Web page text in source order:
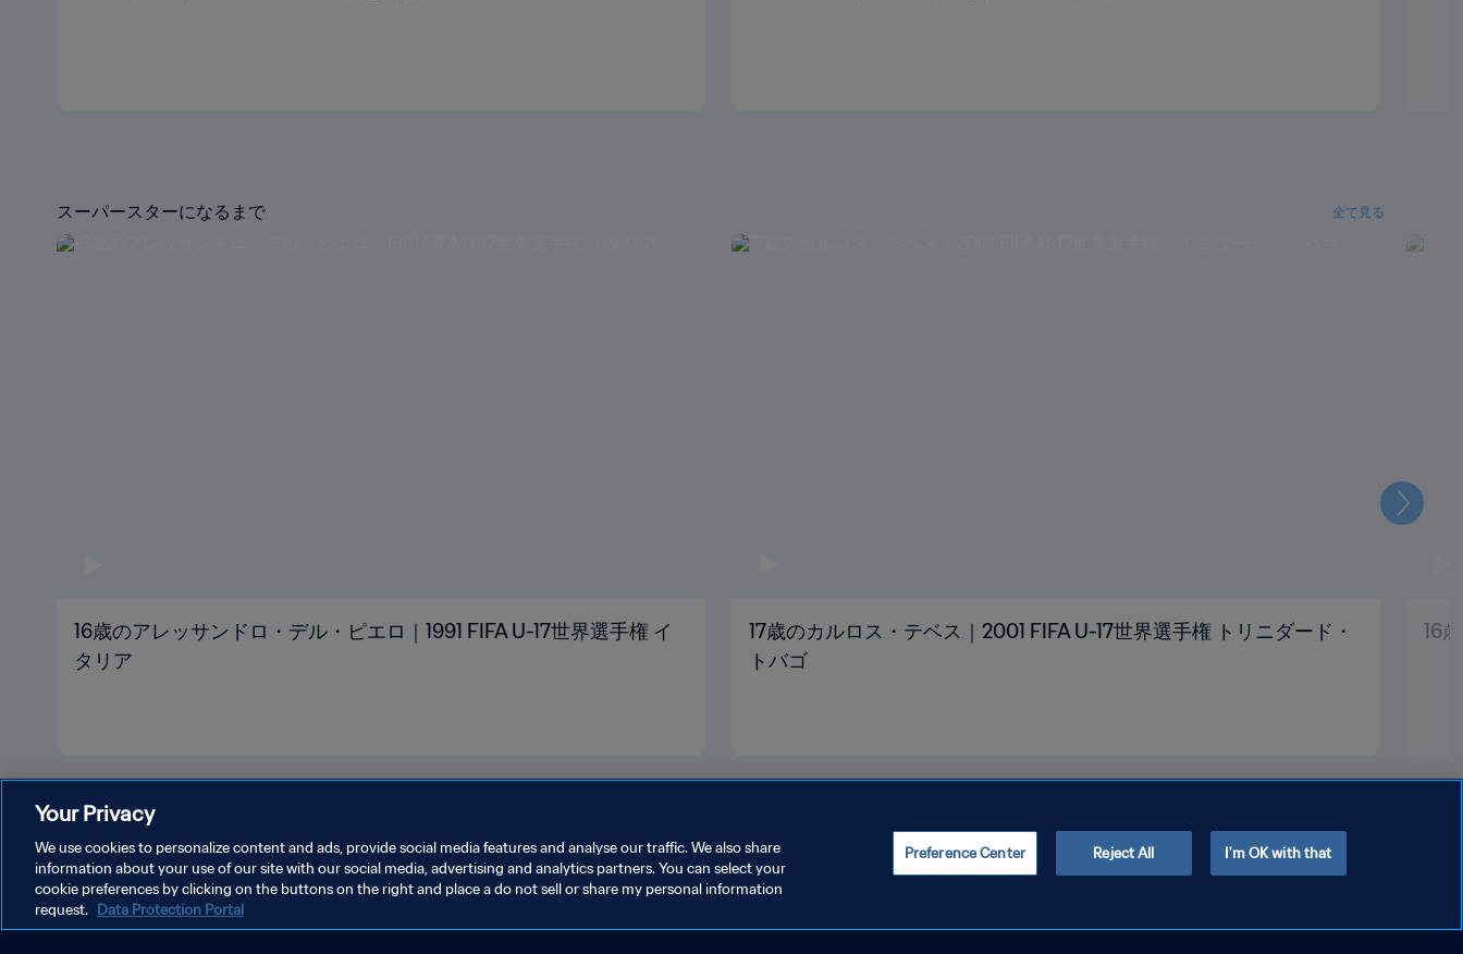
スーパースターになるまで 全て見る
16歳のアレッサンドロ・デル・ピエロ｜1991 FIFA U-17世界選手権 イ
タリア
17歳のカルロス・テベス｜2001 FIFA U-17世界選手権 トリニダード・
トバゴ
16
次
プライバシーポリシー サービス利用規約 クッキー設定の管理
Your Privacy
We use cookies to personalize content and ads, provide social media features and analyse our traffic. We also share
information about your use of our site with our social media, advertising and analytics partners. You can select your
cookie preferences by clicking on the buttons on the right and place a do not sell or share my personal information
request. Data Protection Portal
Preference Center Reject All I'm OK with that